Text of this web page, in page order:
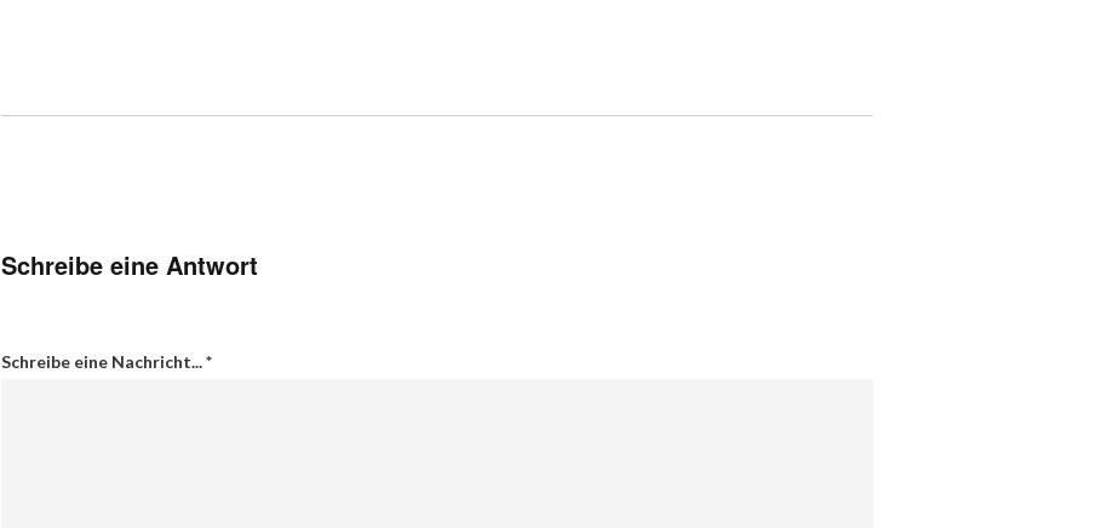
Schreibe eine Antwort
Schreibe eine Nachricht...*